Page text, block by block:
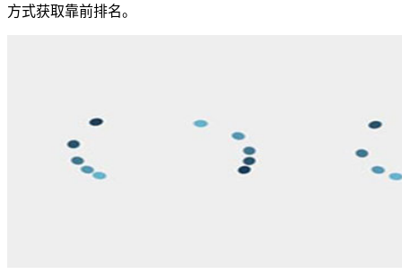
方式获取靠前排名。